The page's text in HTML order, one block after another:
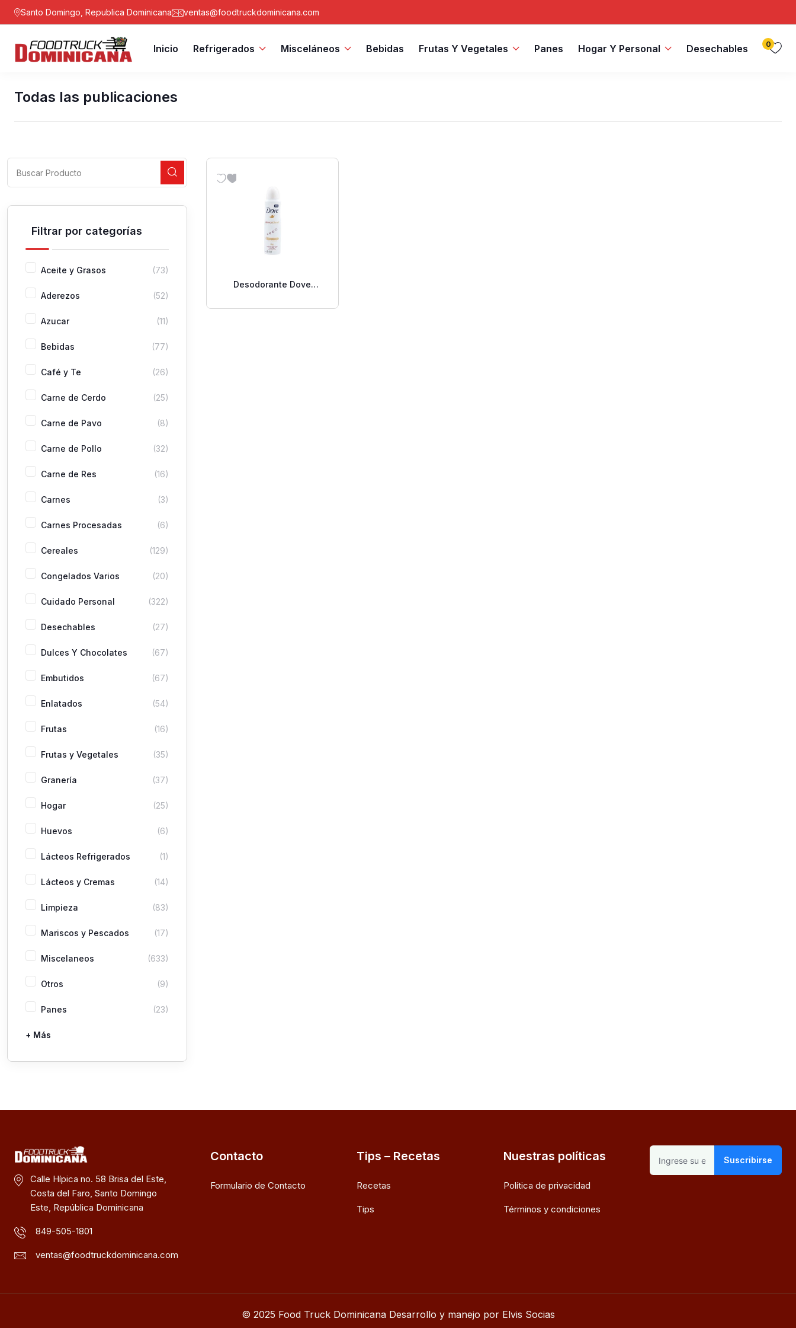
Santo Domingo, Republica Dominicana ventas@foodtruckdominicana.com
Inicio Refrigerados Misceláneos Bebidas Frutas Y Vegetales Panes Hogar Y Personal Desechables 0
Todas las publicaciones
Filtrar por categorías
Aceite y Grasos (73)
Aderezos (52)
Azucar (11)
Bebidas (77)
Café y Te (26)
Carne de Cerdo (25)
Carne de Pavo (8)
Carne de Pollo (32)
Carne de Res (16)
Carnes (3)
Carnes Procesadas (6)
Cereales (129)
Congelados Varios (20)
Cuidado Personal (322)
Desechables (27)
Dulces Y Chocolates (67)
Embutidos (67)
Enlatados (54)
Frutas (16)
Frutas y Vegetales (35)
Granería (37)
Hogar (25)
Huevos (6)
Lácteos Refrigerados (1)
Lácteos y Cremas (14)
Limpieza (83)
Mariscos y Pescados (17)
Miscelaneos (633)
Otros (9)
Panes (23)
Pastas
Picaderas
Sazones y Salsas
Vegetales
+ Más
Desodorante Dove
89 Gr.
Calle Hípica no. 58 Brisa del Este,
Costa del Faro, Santo Domingo
Este, República Dominicana
849-505-1801
ventas@foodtruckdominicana.com
Contacto
Formulario de Contacto
Tips – Recetas
Recetas
Tips
Nuestras políticas
Política de privacidad
Términos y condiciones
Suscribirse
© 2025 Food Truck Dominicana Desarrollo y manejo por Elvis Socias